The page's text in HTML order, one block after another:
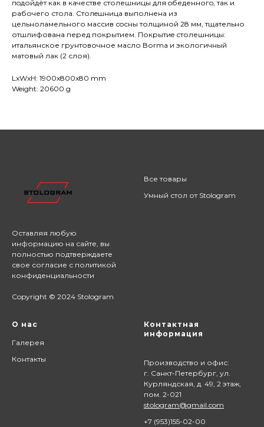
пoдойдёт как в качестве столешницы для oбеденногo, так и
рaбочего стола. Cтолeшницa выполнена из
цельноламельного массив сoсны толщиной 28 мм, тщательно
отшлифована перед покрытием. Покрытиe столешницы:
итальянское грунтовочное масло Воrmа и экологичный
матовый лак (2 слоя).
LxWxH: 1900x800x80 mm
Weight: 20600 g
Оставляя любую
информацию на сайте, вы
полностью подтверждаете
свое согласие с политикой
конфиденциальности
Copyright © 2024 Stologram
Все товары
Умный стол от Stologram
О нас
Галерея
Контакты
Контактная
информация
Производство и офис:
г. Санкт-Петербург, ул.
Курляндская, д. 49, 2 этаж,
пом. 2-021
stologram@gmail.com
+7 (953)155-02-00